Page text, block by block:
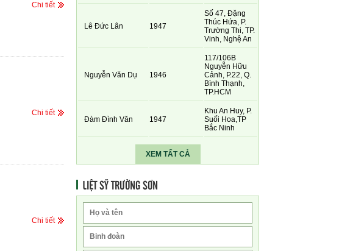
Chi tiết
Chi tiết
Chi tiết
Lê Đức Lân 1947
Số 47, Đặng
Thúc Hứa, P.
Trường Thi, TP.
Vinh, Nghệ An
Nguyễn Văn Dụ 1946
117/106B
Nguyễn Hữu
Cảnh, P.22, Q.
Bình Thạnh,
TP.HCM
Đàm Đình Văn 1947
Khu An Huy, P.
Suối Hoa,TP
Bắc Ninh
XEM TẤT CẢ
LIỆT SỸ TRƯỜNG SƠN